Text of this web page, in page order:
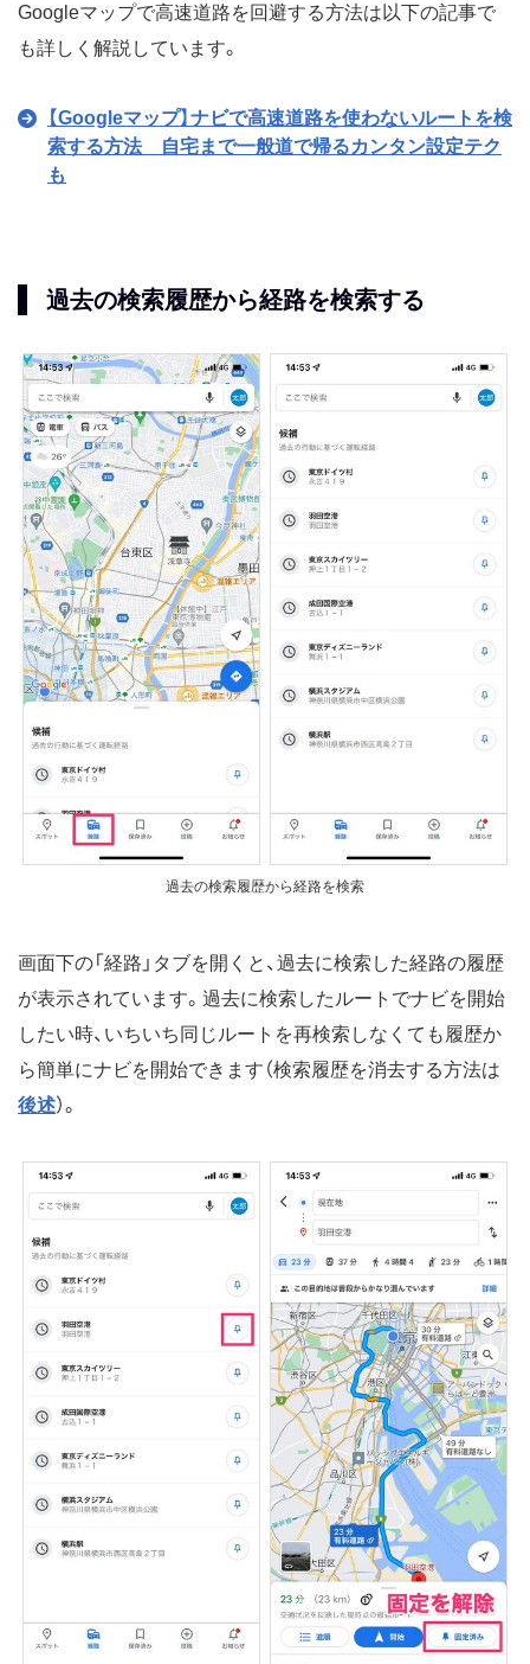
Googleマップで高速道路を回避する方法は以下の記事で
も詳しく解説しています。
【Googleマップ】ナビで高速道路を使わないルートを検
索する方法 自宅まで一般道で帰るカンタン設定テク
も
過去の検索履歴から経路を検索する
過去の検索履歴から経路を検索
画面下の「経路」タブを開くと、過去に検索した経路の履歴
が表示されています。過去に検索したルートでナビを開始
したい時、いちいち同じルートを再検索しなくても履歴か
ら簡単にナビを開始できます（検索履歴を消去する方法は
後述）。